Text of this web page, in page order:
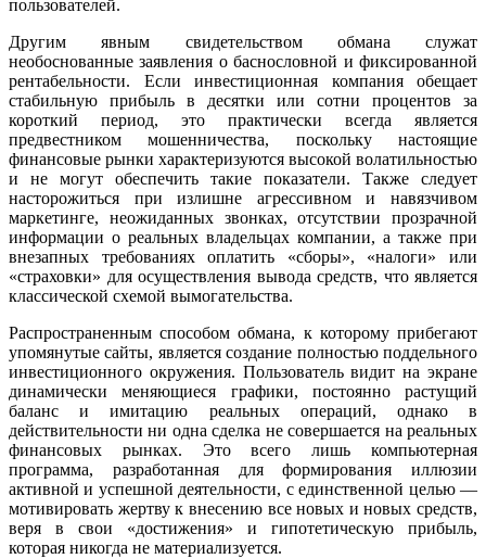
пользователей.
Другим явным свидетельством обмана служат
необоснованные заявления о баснословной и фиксированной
рентабельности. Если инвестиционная компания обещает
стабильную прибыль в десятки или сотни процентов за
короткий период, это практически всегда является
предвестником мошенничества, поскольку настоящие
финансовые рынки характеризуются высокой волатильностью
и не могут обеспечить такие показатели. Также следует
насторожиться при излишне агрессивном и навязчивом
маркетинге, неожиданных звонках, отсутствии прозрачной
информации о реальных владельцах компании, а также при
внезапных требованиях оплатить «сборы», «налоги» или
«страховки» для осуществления вывода средств, что является
классической схемой вымогательства.
Распространенным способом обмана, к которому прибегают
упомянутые сайты, является создание полностью поддельного
инвестиционного окружения. Пользователь видит на экране
динамически меняющиеся графики, постоянно растущий
баланс и имитацию реальных операций, однако в
действительности ни одна сделка не совершается на реальных
финансовых рынках. Это всего лишь компьютерная
программа, разработанная для формирования иллюзии
активной и успешной деятельности, с единственной целью —
мотивировать жертву к внесению все новых и новых средств,
веря в свои «достижения» и гипотетическую прибыль,
которая никогда не материализуется.